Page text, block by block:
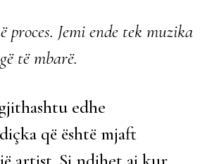
proces. Jemi ende tek muzika
të mbarë.
edhe
që është mjaft